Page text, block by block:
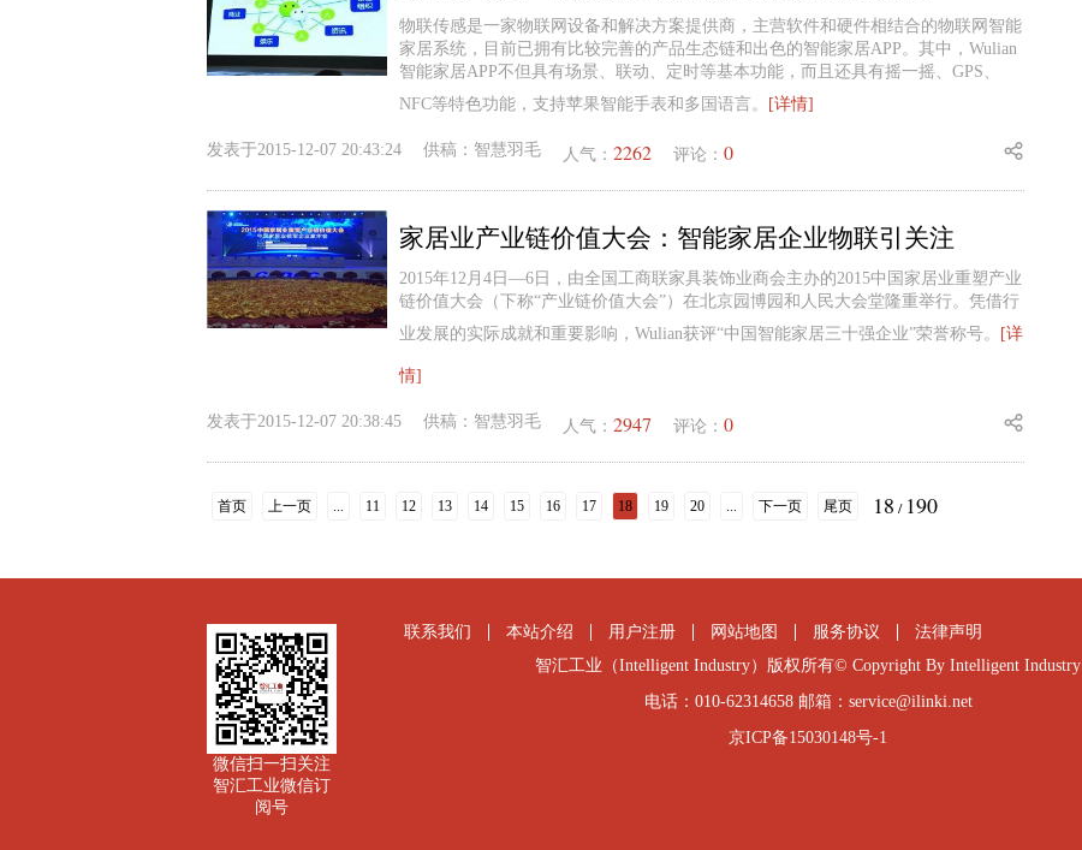
物联传感是一家物联网设备和解决方案提供商，主营软件和硬件相结合的物联网智能
家居系统，目前已拥有比较完善的产品生态链和出色的智能家居APP。其中，Wulian
智能家居APP不但具有场景、联动、定时等基本功能，而且还具有摇一摇、GPS、
NFC等特色功能，支持苹果智能手表和多国语言。
[详情]
发表于2015-12-07 20:43:24 供稿： 智慧羽毛 人气： 2262 评论： 0
家居业产业链价值大会：智能家居企业物联引关注
2015年12月4日—6日，由全国工商联家具装饰业商会主办的2015中国家居业重塑产业
链价值大会（下称“产业链价值大会”）在北京园博园和人民大会堂隆重举行。凭借行
业发展的实际成就和重要影响，Wulian获评“中国智能家居三十强企业”荣誉称号。
[详
情]
发表于2015-12-07 20:38:45 供稿： 智慧羽毛 人气： 2947 评论： 0
首页 上一页 ... 11 12 13 14 15 16 17 18 19 20 ... 下一页 尾页 18 / 190
微信扫一扫关注
智汇工业微信订
阅号
联系我们 本站介绍 用户注册 网站地图 服务协议
法律声明
智汇工业（Intelligent Industry）版权所有© Copyright By Intelligent Industry
电话：010-62314658 邮箱：service@ilinki.net
京ICP备15030148号-1